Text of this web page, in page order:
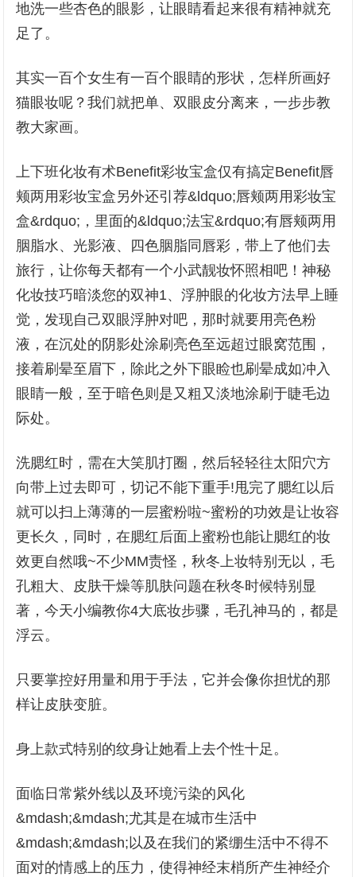
地洗一些杏色的眼影，让眼睛看起来很有精神就充
足了。
其实一百个女生有一百个眼睛的形状，怎样所画好
猫眼妆呢？我们就把单、双眼皮分离来，一步步教
教大家画。
上下班化妆有术Benefit彩妆宝盒仅有搞定Benefit唇
颊两用彩妆宝盒另外还引荐&ldquo;唇颊两用彩妆宝
盒&rdquo;，里面的&ldquo;法宝&rdquo;有唇颊两用
胭脂水、光影液、四色胭脂同唇彩，带上了他们去
旅行，让你每天都有一个小武靓妆怀照相吧！神秘
化妆技巧暗淡您的双神1、浮肿眼的化妆方法早上睡
觉，发现自己双眼浮肿对吧，那时就要用亮色粉
液，在沉处的阴影处涂刷亮色至远超过眼窝范围，
接着刷晕至眉下，除此之外下眼睑也刷晕成如冲入
眼睛一般，至于暗色则是又粗又淡地涂刷于睫毛边
际处。
洗腮红时，需在大笑肌打圈，然后轻轻往太阳穴方
向带上过去即可，切记不能下重手!甩完了腮红以后
就可以扫上薄薄的一层蜜粉啦~蜜粉的功效是让妆容
更长久，同时，在腮红后面上蜜粉也能让腮红的妆
效更自然哦~不少MM责怪，秋冬上妆特别无以，毛
孔粗大、皮肤干燥等肌肤问题在秋冬时候特别显
著，今天小编教你4大底妆步骤，毛孔神马的，都是
浮云。
只要掌控好用量和用于手法，它并会像你担忧的那
样让皮肤变脏。
身上款式特别的纹身让她看上去个性十足。
面临日常紫外线以及环境污染的风化
&mdash;&mdash;尤其是在城市生活中
&mdash;&mdash;以及在我们的紧绷生活中不得不
面对的情感上的压力，使得神经末梢所产生神经介